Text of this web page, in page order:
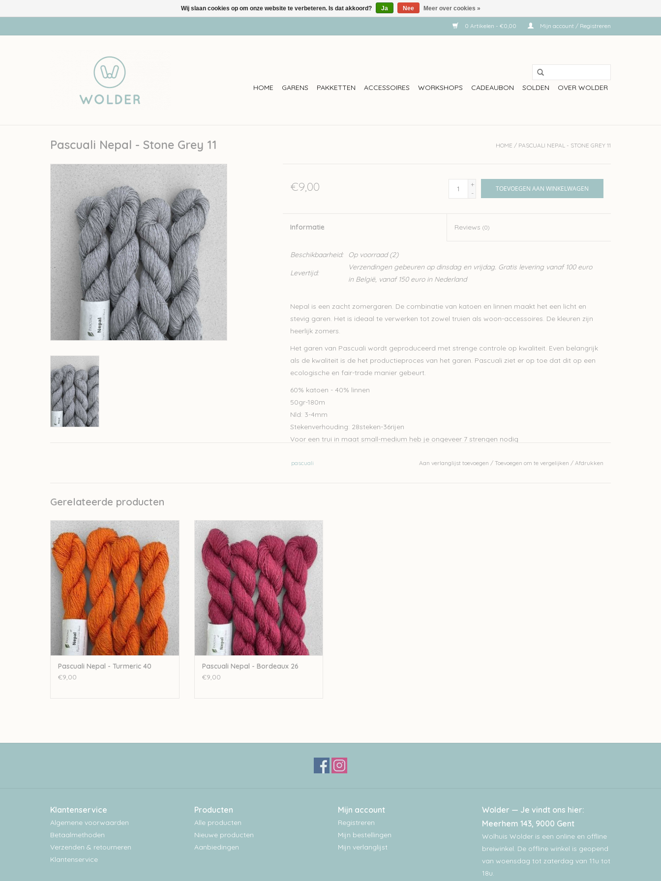
0 Artikelen - €0,00 Mijn account / Registreren
HOME GARENS PAKKETTEN ACCESSOIRES WORKSHOPS CADEAUBON SOLDEN OVER WOLDER
Pascuali Nepal - Stone Grey 11 HOME / PASCUALI NEPAL - STONE GREY 11
€9,00
+
-
TOEVOEGEN AAN WINKELWAGEN
Informatie Reviews(0)
Beschikbaarheid: Op voorraad(2)
Levertijd:
Verzendingen gebeuren op dinsdag en vrijdag. Gratis levering vanaf 100 euro
in België, vanaf 150 euro in Nederland
Nepal is een zacht zomergaren. De combinatie van katoen en linnen maakt het een licht en
stevig garen. Het is ideaal te verwerken tot zowel truien als woon-accessoires. De kleuren zijn
heerlijk zomers.
Het garen van Pascuali wordt geproduceerd met strenge controle op kwaliteit. Even belangrijk
als de kwaliteit is de het productieproces van het garen. Pascuali ziet er op toe dat dit op een
ecologische en fair-trade manier gebeurt.
60% katoen - 40% linnen
50gr-180m
Nld: 3-4mm
Stekenverhouding: 28steken-36rijen
Voor een trui in maat small-medium heb je ongeveer 7 strengen nodig
Let op: de kleur op beeld kan afwijken van de werkelijke kleur.
pascuali Aan verlanglijst toevoegen / Toevoegen om te vergelijken / Afdrukken
Gerelateerde producten
pascuali Pascuali Nepal - Turmeric 40
TOEVOEGEN AAN WINKELWAGEN
Pascuali Nepal - Turmeric 40
€9,00
pascuali Pascuali Nepal - Bordeaux 26
TOEVOEGEN AAN WINKELWAGEN
Pascuali Nepal - Bordeaux 26
€9,00
Klantenservice
Algemene voorwaarden
Betaalmethoden
Verzenden & retourneren
Klantenservice
Producten
Alle producten
Nieuwe producten
Aanbiedingen
Mijn account
Registreren
Mijn bestellingen
Mijn verlanglijst
Wolder — Je vindt ons hier:
Meerhem 143, 9000 Gent
Wolhuis Wolder is een online en offline
breiwinkel. De offline winkel is geopend
van woensdag tot zaterdag van 11u tot
18u.
Wij slaan cookies op om onze website te verbeteren. Is dat akkoord? Ja Nee Meer over cookies »